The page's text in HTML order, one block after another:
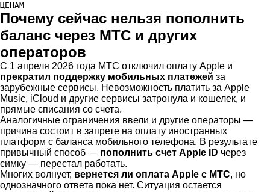
ЦЕНАМ
Почему сейчас нельзя пополнить
баланс через МТС и других
операторов
С 1 апреля 2026 года МТС отключил оплату Apple и
прекратил поддержку мобильных платежей за
зарубежные сервисы. Невозможность платить за Apple
Music, iCloud и другие сервисы затронула и кошелек, и
прямые списания со счета.
Аналогичные ограничения ввели и другие операторы —
причина состоит в запрете на оплату иностранных
платформ с баланса мобильного телефона. В результате
привычный способ — пополнить счет Apple ID через
симку — перестал работать.
Многих волнует, вернется ли оплата Apple с МТС, но
однозначного ответа пока нет. Ситуация остается